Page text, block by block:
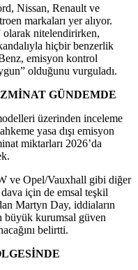
Nissan, Renault ve
markaları yer alıyor.
olarak nitelendirirken,
hiçbir benzerlik
emisyon kontrol
olduğunu vurguladı.
GÜNDEMDE
üzerinden inceleme
yasa dışı emisyon
miktarları 2026’da
ve Opel/Vauxhall gibi diğer
için de emsal teşkil
Martyn Day, iddiaların
büyük kurumsal güven
belirtti.